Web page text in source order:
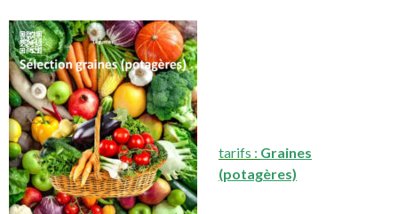
tarifs : Graines
(potagères)